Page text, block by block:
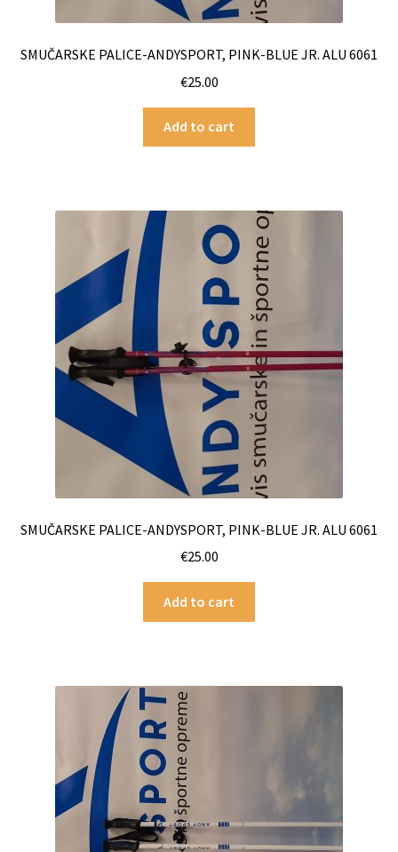
SMUČARSKE PALICE-ANDYSPORT, PINK-BLUE JR. ALU 6061
€25.00
Add to cart
SMUČARSKE PALICE-ANDYSPORT, PINK-BLUE JR. ALU 6061
€25.00
Add to cart